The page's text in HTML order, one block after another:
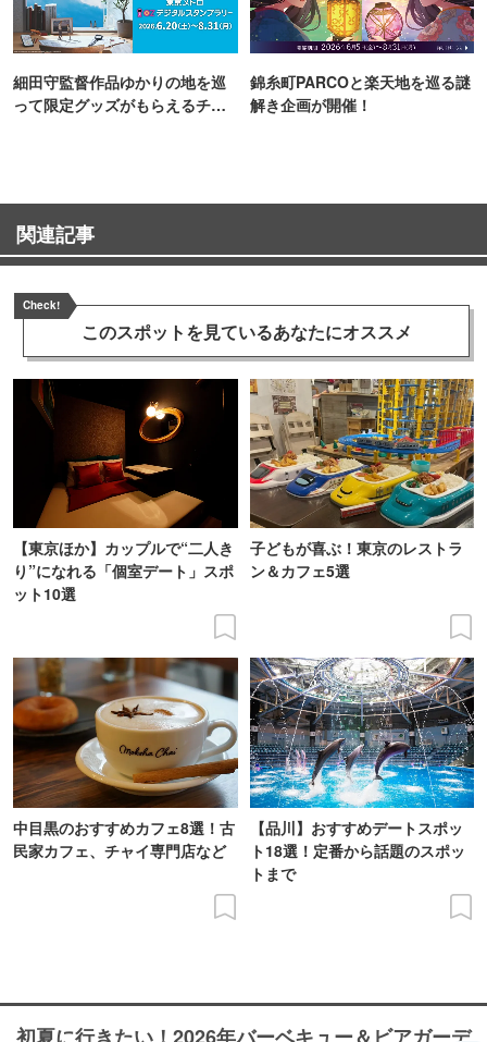
細田守監督作品ゆかりの地を巡
って限定グッズがもらえるチャ
錦糸町PARCOと楽天地を巡る謎
解き企画が開催！
関連記事
Check!
このスポットを見ているあなたにオススメ
【東京ほか】カップルで“二人き
り”になれる「個室デート」スポ
ット10選
子どもが喜ぶ！東京のレストラ
ン＆カフェ5選
中目黒のおすすめカフェ8選！古
民家カフェ、チャイ専門店など
【品川】おすすめデートスポッ
ト18選！定番から話題のスポッ
トまで